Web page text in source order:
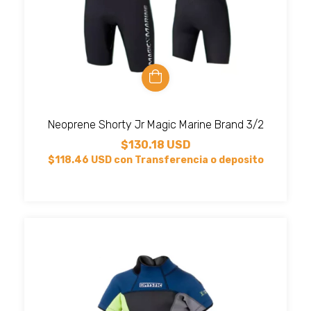
Neoprene Shorty Jr Magic Marine Brand 3/2
$130.18 USD
$118.46 USD con Transferencia o deposito